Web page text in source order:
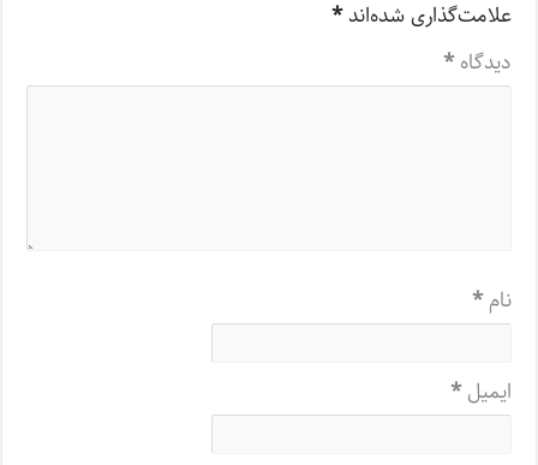
علامت‌گذاری شده‌اند*
دیدگاه*
نام*
ایمیل*